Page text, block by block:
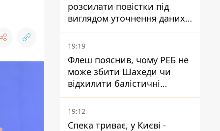
розсилати повістки під
виглядом уточнення даних
для набору контрактників
19:19
Флеш пояснив, чому РЕБ не
може збити Шахеди чи
відхилити балістичні
ракети
19:12
Спека триває, у Києві -